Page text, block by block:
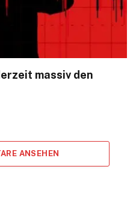
massiv den
ANSEHEN